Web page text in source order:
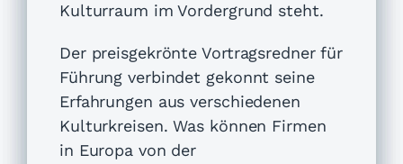
Kulturraum im Vordergrund steht.
Der preisgekrönte Vortragsredner für
Führung verbindet gekonnt seine
Erfahrungen aus verschiedenen
Kulturkreisen. Was können Firmen
in Europa von der